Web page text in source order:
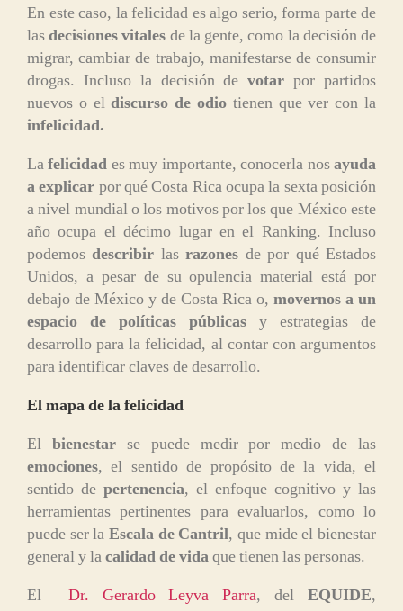
En este caso, la felicidad es algo serio, forma parte de
lasdecisiones vitales de la gente, como la decisión de
migrar, cambiar de trabajo, manifestarse de consumir
drogas. Incluso la decisión de votar por partidos
nuevos o eldiscurso de odio tienen que ver con la
infelicidad.
Lafelicidad es muy importante, conocerla nosayuda
a explicar por qué Costa Rica ocupa la sexta posición
a nivel mundial o los motivos por los que México este
año ocupa el décimo lugar en el Ranking. Incluso
podemosdescribir lasrazones de por qué Estados
Unidos, a pesar de su opulencia material está por
debajo de México y de Costa Rica o, movernos a un
espacio de políticas públicas y estrategias de
desarrollo para la felicidad, al contar con argumentos
para identificar claves de desarrollo.
El mapa de la felicidad
El bienestarse puede medir por medio de las
emociones, el sentido de propósito de la vida, el
sentido de pertenencia, el enfoque cognitivo y las
herramientas pertinentes para evaluarlos, como lo
puede ser la Escala de Cantril, que mide el bienestar
general y lacalidad de vidaque tienen las personas.
El
Dr. Gerardo Leyva Parra, delEQUIDE,